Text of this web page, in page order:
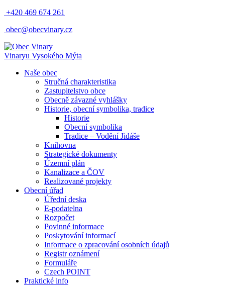
+420 469 674 261
obec@obecvinary.cz
Vinaryu Vysokého Mýta
Naše obec
Stručná charakteristika
Zastupitelstvo obce
Obecně závazné vyhlášky
Historie, obecní symbolika, tradice
Historie
Obecní symbolika
Tradice – Vodění Jidáše
Knihovna
Strategické dokumenty
Územní plán
Kanalizace a ČOV
Realizované projekty
Obecní úřad
Úřední deska
E-podatelna
Rozpočet
Povinné informace
Poskytování informací
Informace o zpracování osobních údajů
Registr oznámení
Formuláře
Czech POINT
Praktické info